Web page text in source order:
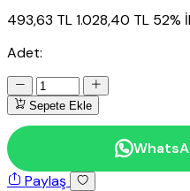
493,63 TL1.028,40 TL 52%
Adet:
Sepete Ekle
Paylaş